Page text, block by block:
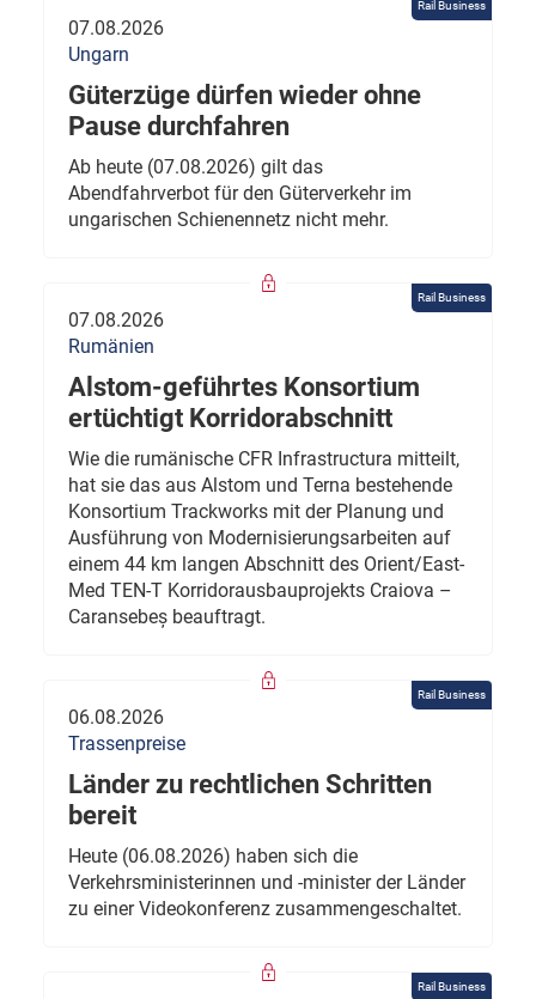
Rail Business
07.08.2026
Ungarn
Güterzüge dürfen wieder ohne
Pause durchfahren
Ab heute (07.08.2026) gilt das
Abendfahrverbot für den Güterverkehr im
ungarischen Schienennetz nicht mehr.
Rail Business
07.08.2026
Rumänien
Alstom-geführtes Konsortium
ertüchtigt Korridorabschnitt
Wie die rumänische CFR Infrastructura mitteilt,
hat sie das aus Alstom und Terna bestehende
Konsortium Trackworks mit der Planung und
Ausführung von Modernisierungsarbeiten auf
einem 44 km langen Abschnitt des Orient/East-
Med TEN-T Korridorausbauprojekts Craiova –
Caransebeș beauftragt.
Rail Business
06.08.2026
Trassenpreise
Länder zu rechtlichen Schritten
bereit
Heute (06.08.2026) haben sich die
Verkehrsministerinnen und -minister der Länder
zu einer Videokonferenz zusammengeschaltet.
Rail Business